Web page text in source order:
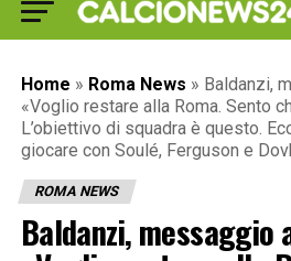
Home » Roma News » Baldanzi,
«Voglio restare alla Roma. Sento
L’obiettivo di squadra è questo.
giocare con Soulé, Ferguson e
ROMA NEWS
Baldanzi, messaggio